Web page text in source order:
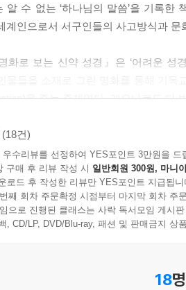
것을 보고 들은 첫 증인들이다.”
, 예수 그리스도의 죽음과 부활」 중에서
그들은 다 함께 한곳에 모여 기도에
들 각 사람에게 임한 것이다. 성령이
없었다.
, 복음을 전하는 예수 그리스도의 제자
맡긴 달란트 비유에서 달란트란, 하
게 맡겨진 달란트가 있다. 이 비유는
수 그리스도의 말씀과 비유들」 중에서
알 수 없는 ‘하나님의 말씀’을 기록
계인으로서 서구인들의 사고방식과
화로 보는 신약 성경』은 ‘어려운
을 주는 주제였다. 레오나르도 다
장들이 다채롭게 그린 명작을 감상
궁금한 일반인들이 쉽게 성경을 배울
반인 모두에게
의 성경 입문서!
현했다. 특히 명화만큼 성경을 끊임
(18건)
우수리뷰를 선정하여 YES포인트 3만원을 드
구매 후 리뷰 작성 시 일반회원 300원, 마니
로드 후 작성한 리뷰만 YES포인트 지급됩니
째 회차 주문확정 시점부터 마지막 회차 주
으로 진행된 클래스는 사락 독서모임 게시
, CD/LP, DVD/Blu-ray, 패션 및 판매금지 상
18